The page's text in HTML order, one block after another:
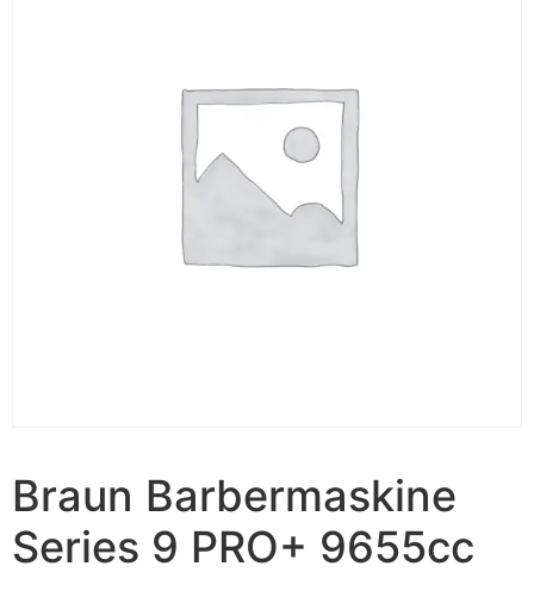
Braun Barbermaskine
Series 9 PRO+ 9655cc